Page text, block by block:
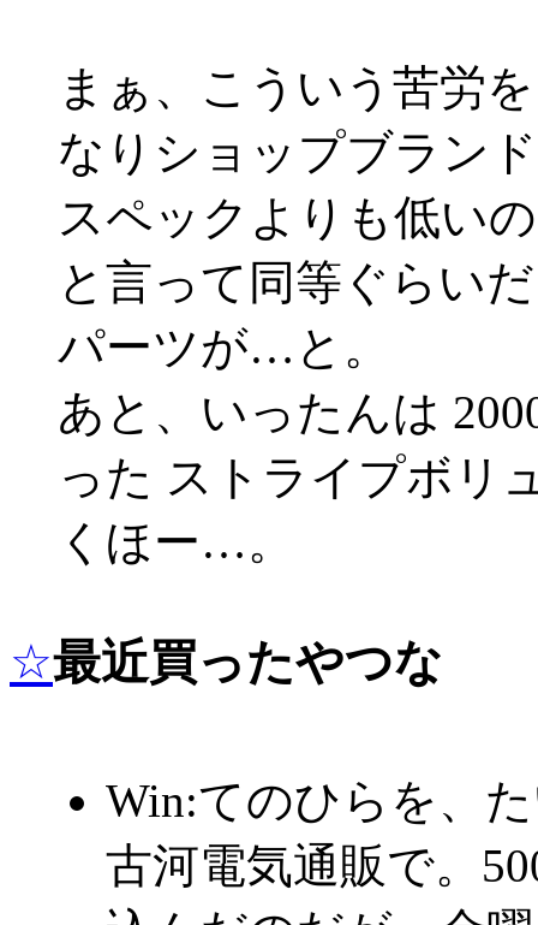
まぁ、こういう苦労
なりショップブラン
スペックよりも低い
と言って同等ぐらい
パーツが…と。
あと、いったんは
った ストライプボリ
くほー…。
☆最近買ったやつな
Win:てのひらを、
古河電気通販で。